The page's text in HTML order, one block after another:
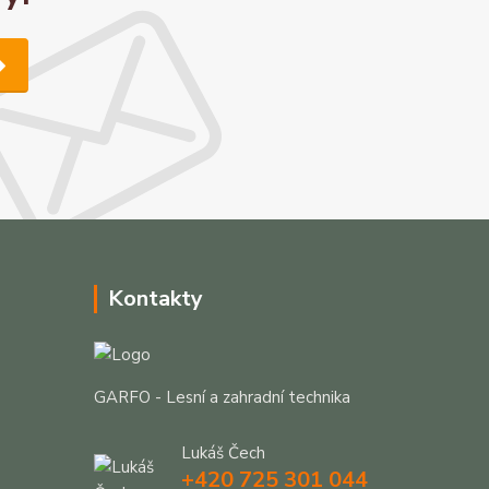
Kontakty
GARFO - Lesní a zahradní technika
Lukáš Čech
+420 725 301 044